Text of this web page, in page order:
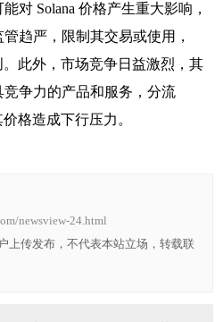
对 Solana 价格产生重大影响，
趋严，限制其交易或使用，
。此外，市场竞争日益激烈，其
争力的产品和服务，分流
格造成下行压力。
newsview-24.html
上传发布，不代表本站立场，转载联